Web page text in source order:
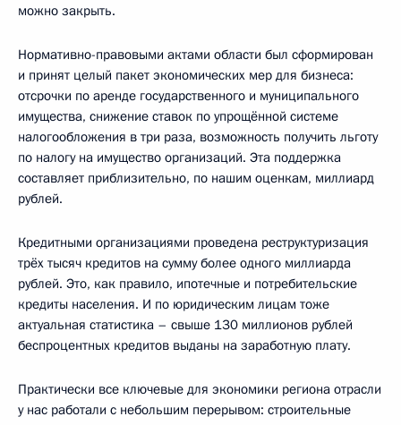
можно закрыть.
Нормативно-правовыми актами области был сформирован
и принят целый пакет экономических мер для бизнеса:
отсрочки по аренде государственного и муниципального
имущества, снижение ставок по упрощённой системе
налогообложения в три раза, возможность получить льготу
по налогу на имущество организаций. Эта поддержка
составляет приблизительно, по нашим оценкам, миллиард
рублей.
Кредитными организациями проведена реструктуризация
трёх тысяч кредитов на сумму более одного миллиарда
рублей. Это, как правило, ипотечные и потребительские
кредиты населения. И по юридическим лицам тоже
актуальная статистика – свыше 130 миллионов рублей
беспроцентных кредитов выданы на заработную плату.
Практически все ключевые для экономики региона отрасли
у нас работали с небольшим перерывом: строительные